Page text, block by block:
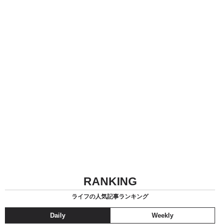
RANKING
ライフの人気記事ランキング
Daily Weekly